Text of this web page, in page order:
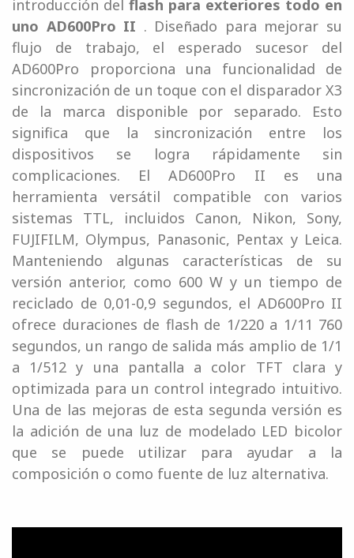
introducción del flash para exteriores todo en
uno AD600Pro II . Diseñado para mejorar su
flujo de trabajo, el esperado sucesor del
AD600Pro proporciona una funcionalidad de
sincronización de un toque con el disparador X3
de la marca disponible por separado. Esto
significa que la sincronización entre los
dispositivos se logra rápidamente sin
complicaciones. El AD600Pro II es una
herramienta versátil compatible con varios
sistemas TTL, incluidos Canon, Nikon, Sony,
FUJIFILM, Olympus, Panasonic, Pentax y Leica.
Manteniendo algunas características de su
versión anterior, como 600 W y un tiempo de
reciclado de 0,01-0,9 segundos, el AD600Pro II
ofrece duraciones de flash de 1/220 a 1/11 760
segundos, un rango de salida más amplio de 1/1
a 1/512 y una pantalla a color TFT clara y
optimizada para un control integrado intuitivo.
Una de las mejoras de esta segunda versión es
la adición de una luz de modelado LED bicolor
que se puede utilizar para ayudar a la
composición o como fuente de luz alternativa.